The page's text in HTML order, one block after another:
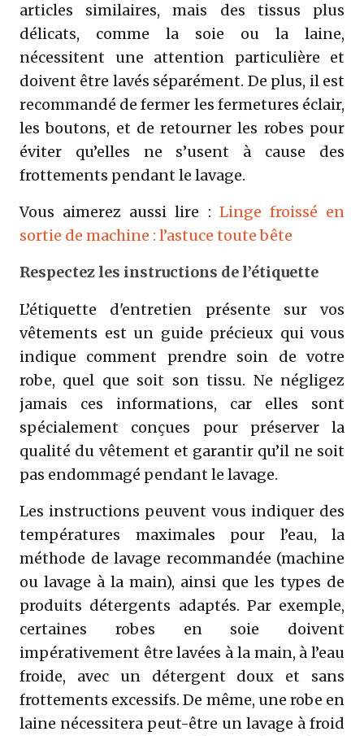
articles similaires, mais des tissus plus
délicats, comme la soie ou la laine,
nécessitent une attention particulière et
doivent être lavés séparément. De plus, il est
recommandé de fermer les fermetures éclair,
les boutons, et de retourner les robes pour
éviter qu’elles ne s’usent à cause des
frottements pendant le lavage.
Vous aimerez aussi lire : Linge froissé en
sortie de machine : l’astuce toute bête
Respectez les instructions de l’étiquette
L’étiquette d'entretien présente sur vos
vêtements est un guide précieux qui vous
indique comment prendre soin de votre
robe, quel que soit son tissu. Ne négligez
jamais ces informations, car elles sont
spécialement conçues pour préserver la
qualité du vêtement et garantir qu’il ne soit
pas endommagé pendant le lavage.
Les instructions peuvent vous indiquer des
températures maximales pour l’eau, la
méthode de lavage recommandée (machine
ou lavage à la main), ainsi que les types de
produits détergents adaptés. Par exemple,
certaines robes en soie doivent
impérativement être lavées à la main, à l’eau
froide, avec un détergent doux et sans
frottements excessifs. De même, une robe en
laine nécessitera peut-être un lavage à froid